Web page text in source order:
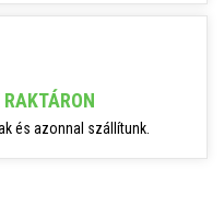
és azonnal szállítunk.